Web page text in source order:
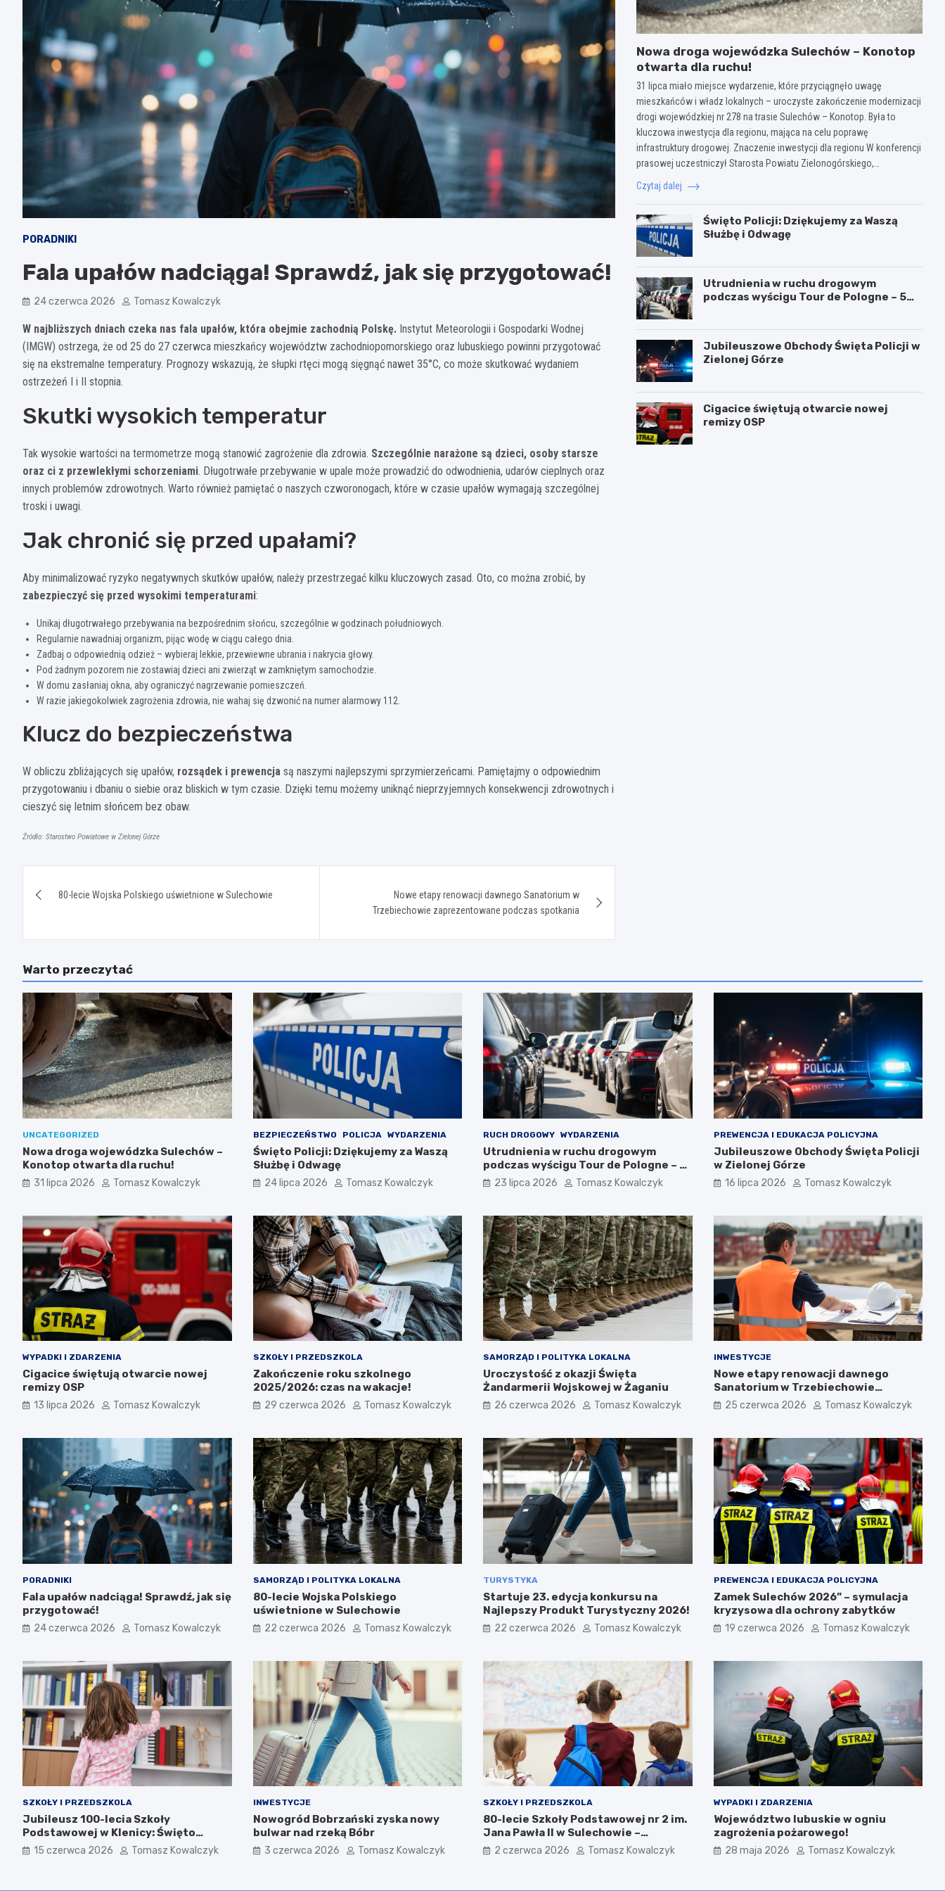
PORADNIKI
Fala upałów nadciąga! Sprawdź, jak się przygotować!
24 czerwca 2026 Tomasz Kowalczyk
W najbliższych dniach czeka nas fala upałów, która obejmie zachodnią Polskę. Instytut Meteorologii i Gospodarki Wodnej
(IMGW) ostrzega, że od 25 do 27 czerwca mieszkańcy województw zachodniopomorskiego oraz lubuskiego powinni przygotować
się na ekstremalne temperatury. Prognozy wskazują, że słupki rtęci mogą sięgnąć nawet 35°C, co może skutkować wydaniem
ostrzeżeń I i II stopnia.
Skutki wysokich temperatur
Tak wysokie wartości na termometrze mogą stanowić zagrożenie dla zdrowia. Szczególnie narażone są dzieci, osoby starsze
oraz ci z przewlekłymi schorzeniami. Długotrwałe przebywanie w upale może prowadzić do odwodnienia, udarów cieplnych oraz
innych problemów zdrowotnych. Warto również pamiętać o naszych czworonogach, które w czasie upałów wymagają szczególnej
troski i uwagi.
Jak chronić się przed upałami?
Aby minimalizować ryzyko negatywnych skutków upałów, należy przestrzegać kilku kluczowych zasad. Oto, co można zrobić, by
zabezpieczyć się przed wysokimi temperaturami:
Unikaj długotrwałego przebywania na bezpośrednim słońcu, szczególnie w godzinach południowych.
Regularnie nawadniaj organizm, pijąc wodę w ciągu całego dnia.
Zadbaj o odpowiednią odzież – wybieraj lekkie, przewiewne ubrania i nakrycia głowy.
Pod żadnym pozorem nie zostawiaj dzieci ani zwierząt w zamkniętym samochodzie.
W domu zasłaniaj okna, aby ograniczyć nagrzewanie pomieszczeń.
W razie jakiegokolwiek zagrożenia zdrowia, nie wahaj się dzwonić na numer alarmowy 112.
Klucz do bezpieczeństwa
W obliczu zbliżających się upałów, rozsądek i prewencja są naszymi najlepszymi sprzymierzeńcami. Pamiętajmy o odpowiednim
przygotowaniu i dbaniu o siebie oraz bliskich w tym czasie. Dzięki temu możemy uniknąć nieprzyjemnych konsekwencji zdrowotnych i
cieszyć się letnim słońcem bez obaw.
Źródło: Starostwo Powiatowe w Zielonej Górze
wpisu80-lecie Wojska Polskiego uświetnione w Sulechowie
Nowe etapy renowacji dawnego Sanatorium w
Trzebiechowie zaprezentowane podczas spotkania
Nowa droga wojewódzka Sulechów – Konotop
otwarta dla ruchu!
31 lipca miało miejsce wydarzenie, które przyciągnęło uwagę
mieszkańców i władz lokalnych – uroczyste zakończenie modernizacji
drogi wojewódzkiej nr 278 na trasie Sulechów – Konotop. Była to
kluczowa inwestycja dla regionu, mająca na celu poprawę
infrastruktury drogowej. Znaczenie inwestycji dla regionu W konferencji
prasowej uczestniczył Starosta Powiatu Zielonogórskiego,…
Czytaj dalej
Święto Policji: Dziękujemy za Waszą
Służbę i Odwagę
Utrudnienia w ruchu drogowym
podczas wyścigu Tour de Pologne – 5
Jubileuszowe Obchody Święta Policji w
Zielonej Górze
Cigacice świętują otwarcie nowej
remizy OSP
Warto przeczytać
UNCATEGORIZED
Nowa droga wojewódzka Sulechów –
Konotop otwarta dla ruchu!
31 lipca 2026 Tomasz Kowalczyk
BEZPIECZEŃSTWO POLICJA WYDARZENIA
Święto Policji: Dziękujemy za Waszą
Służbę i Odwagę
24 lipca 2026 Tomasz Kowalczyk
RUCH DROGOWY WYDARZENIA
Utrudnienia w ruchu drogowym
podczas wyścigu Tour de Pologne – 5
sierpnia 2026!
23 lipca 2026 Tomasz Kowalczyk
PREWENCJA I EDUKACJA POLICYJNA
Jubileuszowe Obchody Święta Policji
w Zielonej Górze
16 lipca 2026 Tomasz Kowalczyk
WYPADKI I ZDARZENIA
Cigacice świętują otwarcie nowej
remizy OSP
13 lipca 2026 Tomasz Kowalczyk
SZKOŁY I PRZEDSZKOLA
Zakończenie roku szkolnego
2025/2026: czas na wakacje!
29 czerwca 2026 Tomasz Kowalczyk
SAMORZĄD I POLITYKA LOKALNA
Uroczystość z okazji Święta
Żandarmerii Wojskowej w Żaganiu
26 czerwca 2026 Tomasz Kowalczyk
INWESTYCJE
Nowe etapy renowacji dawnego
Sanatorium w Trzebiechowie
zaprezentowane podczas spotkania
25 czerwca 2026 Tomasz Kowalczyk
PORADNIKI
Fala upałów nadciąga! Sprawdź, jak się
przygotować!
24 czerwca 2026 Tomasz Kowalczyk
SAMORZĄD I POLITYKA LOKALNA
80-lecie Wojska Polskiego
uświetnione w Sulechowie
22 czerwca 2026 Tomasz Kowalczyk
TURYSTYKA
Startuje 23. edycja konkursu na
Najlepszy Produkt Turystyczny 2026!
22 czerwca 2026 Tomasz Kowalczyk
PREWENCJA I EDUKACJA POLICYJNA
Zamek Sulechów 2026” – symulacja
kryzysowa dla ochrony zabytków
19 czerwca 2026 Tomasz Kowalczyk
SZKOŁY I PRZEDSZKOLA
Jubileusz 100-lecia Szkoły
Podstawowej w Klenicy: Święto
Historii i Wspólnoty
15 czerwca 2026 Tomasz Kowalczyk
INWESTYCJE
Nowogród Bobrzański zyska nowy
bulwar nad rzeką Bóbr
3 czerwca 2026 Tomasz Kowalczyk
SZKOŁY I PRZEDSZKOLA
80-lecie Szkoły Podstawowej nr 2 im.
Jana Pawła II w Sulechowie –
Uroczystość pełna wspomnień i
2 czerwca 2026 Tomasz Kowalczyk
WYPADKI I ZDARZENIA
Województwo lubuskie w ogniu
zagrożenia pożarowego!
28 maja 2026 Tomasz Kowalczyk